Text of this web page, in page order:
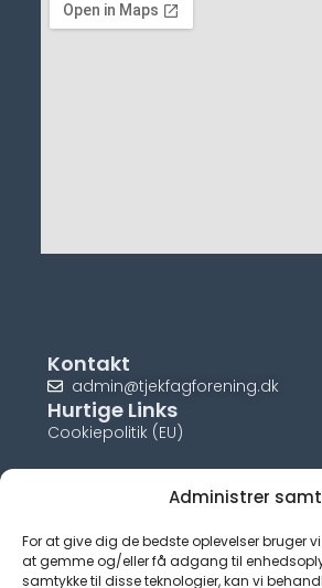
Administrer
For at give dig de bedste oplevelser bruger
at gemme og/eller få adgang til
samtykke til disse teknologier, kan vi
Kontakt
admin@tjekfagforening.dk
Hurtige Links
Cookiepolitik (EU)
© tjek-